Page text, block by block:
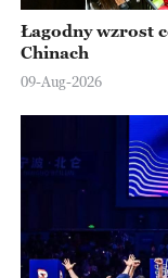
Łagodny wzrost
Chinach
09-Aug-2026